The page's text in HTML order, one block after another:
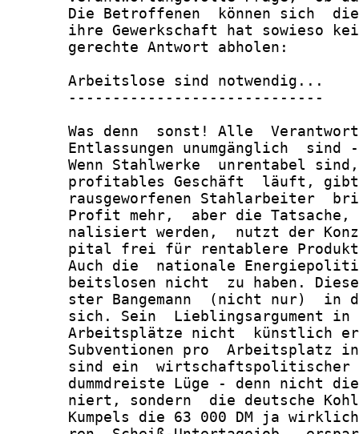
Die Betroffenen  können sich
ihre Gewerkschaft hat sowieso
       gerechte Antwort abholen:
       Arbeitslose sind notwendig...
       -----------------------------
Was denn  sonst! Alle
Entlassungen unumgänglich  sind
Wenn Stahlwerke  unrentabel
profitables Geschäft  läuft,
rausgeworfenen Stahlarbeiter
Profit mehr,  aber die
nalisiert werden,  nutzt der
pital frei für rentablere
Auch die  nationale
beitslosen nicht  zu haben.
ster Bangemann  (nicht nur)  in
sich. Sein  Lieblingsargument
Arbeitsplätze nicht  künstlich
Subventionen pro  Arbeitsplatz
sind ein
dummdreiste Lüge - denn nicht
niert, sondern  die deutsche
Kumpels die 63 000 DM ja